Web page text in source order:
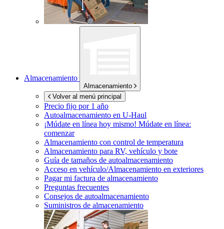
Almacenamiento
Almacenamiento
Volver al menú principal
Precio fijo por 1 año
Autoalmacenamiento en U-Haul
¡Múdate en línea hoy mismo! Múdate en línea:
comenzar
Almacenamiento con control de temperatura
Almacenamiento para RV, vehículo y bote
Guía de tamaños de autoalmacenamiento
Acceso en vehículo/Almacenamiento en exteriores
Pagar mi factura de almacenamiento
Preguntas frecuentes
Consejos de autoalmacenamiento
Suministros de almacenamiento